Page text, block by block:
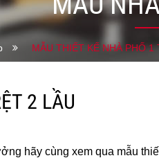
MẪU THIẾT KẾ NHÀ PHỐ 1
2 LẦU
hãy cùng xem qua mẫu